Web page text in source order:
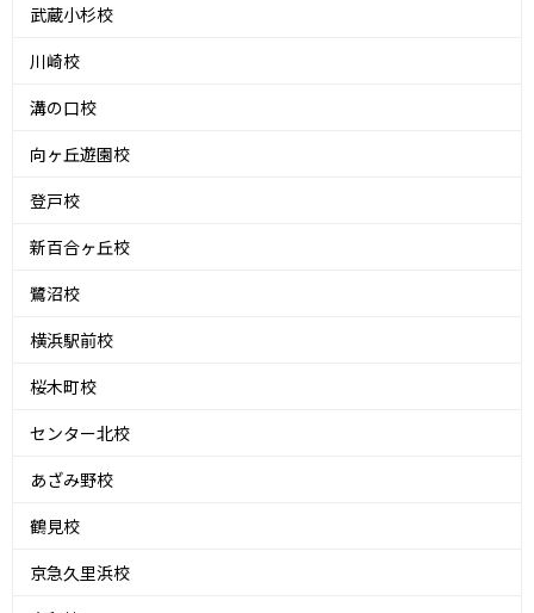
武蔵小杉校
川崎校
溝の口校
向ヶ丘遊園校
登戸校
新百合ヶ丘校
鷺沼校
横浜駅前校
桜木町校
センター北校
あざみ野校
鶴見校
京急久里浜校